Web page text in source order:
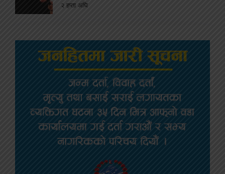
२ हप्ता अघि